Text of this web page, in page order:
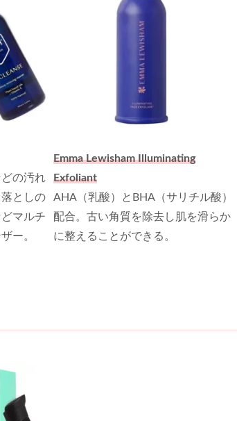
の汚れ
としの
マルチ
ー。
Emma Lewisham Illuminating
Exfoliant
AHA（乳酸）とBHA（サリチル酸）
配合。古い角質を除去し肌を滑らか
に整えることができる。